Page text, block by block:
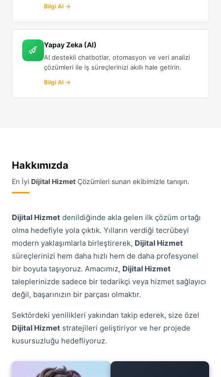
Bilgi Al →
Yapay Zeka (AI)
AI destekli chatbotlar, otomasyon ve veri analizi
çözümleri ile iş süreçlerinizi akıllı hale getirin.
Bilgi Al →
Hakkımızda
En İyi Dijital Hizmet Çözümleri sunan ekibimizle tanışın.
Dijital Hizmet denildiğinde akla gelen ilk çözüm ortağı
olma hedefiyle yola çıktık. Yılların verdiği tecrübeyi
modern yaklaşımlarla birleştirerek, Dijital Hizmet
süreçlerinizi hem daha hızlı hem de daha profesyonel
bir boyuta taşıyoruz. Amacımız, Dijital Hizmet
taleplerinizde sadece bir tedarikçi veya hizmet sağlayıcı
değil, başarınızın bir parçası olmaktır.
Sektördeki yenilikleri yakından takip ederek, size özel
Dijital Hizmet stratejileri geliştiriyor ve her projede
kusursuzluğu hedefliyoruz.